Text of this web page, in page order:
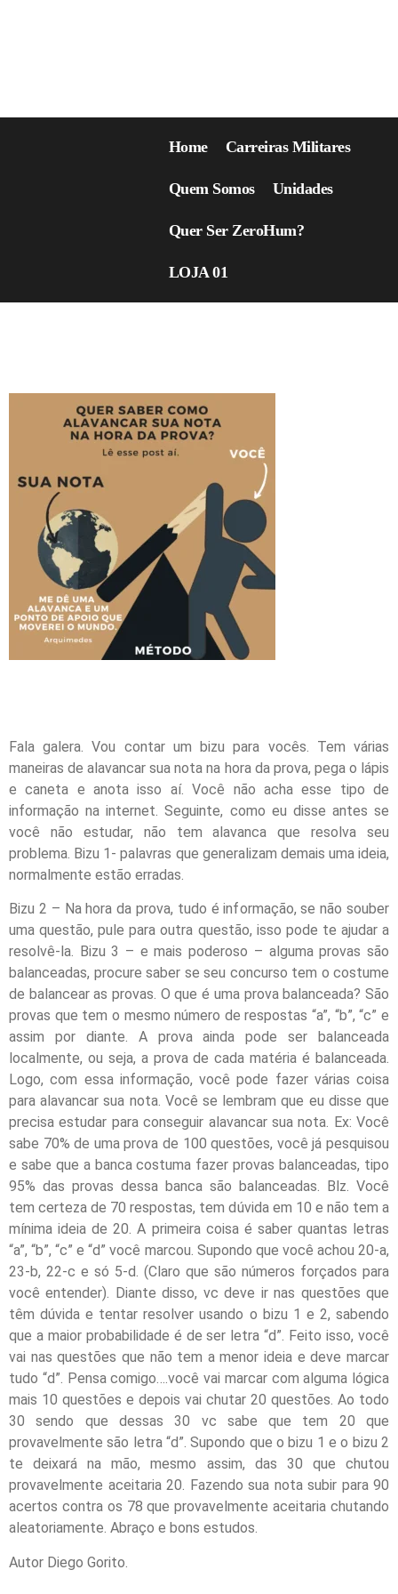
Home Carreiras Militares
Quem Somos Unidades
Quer Ser ZeroHum?
LOJA 01
Fala galera. Vou contar um bizu para vocês. Tem várias
maneiras de alavancar sua nota na hora da prova, pega o lápis
e caneta e anota isso aí. Você não acha esse tipo de
informação na internet. Seguinte, como eu disse antes se
você não estudar, não tem alavanca que resolva seu
problema. Bizu 1- palavras que generalizam demais uma ideia,
normalmente estão erradas.
Bizu 2 – Na hora da prova, tudo é informação, se não souber
uma questão, pule para outra questão, isso pode te ajudar a
resolvê-la. Bizu 3 – e mais poderoso – alguma provas são
balanceadas, procure saber se seu concurso tem o costume
de balancear as provas. O que é uma prova balanceada? São
provas que tem o mesmo número de respostas “a”, “b”, “c” e
assim por diante. A prova ainda pode ser balanceada
localmente, ou seja, a prova de cada matéria é balanceada.
Logo, com essa informação, você pode fazer várias coisa
para alavancar sua nota. Você se lembram que eu disse que
precisa estudar para conseguir alavancar sua nota. Ex: Você
sabe 70% de uma prova de 100 questões, você já pesquisou
e sabe que a banca costuma fazer provas balanceadas, tipo
95% das provas dessa banca são balanceadas. Blz. Você
tem certeza de 70 respostas, tem dúvida em 10 e não tem a
mínima ideia de 20. A primeira coisa é saber quantas letras
“a”, “b”, “c” e “d” você marcou. Supondo que você achou 20-a,
23-b, 22-c e só 5-d. (Claro que são números forçados para
você entender). Diante disso, vc deve ir nas questões que
têm dúvida e tentar resolver usando o bizu 1 e 2, sabendo
que a maior probabilidade é de ser letra “d”. Feito isso, você
vai nas questões que não tem a menor ideia e deve marcar
tudo “d”. Pensa comigo….você vai marcar com alguma lógica
mais 10 questões e depois vai chutar 20 questões. Ao todo
30 sendo que dessas 30 vc sabe que tem 20 que
provavelmente são letra “d”. Supondo que o bizu 1 e o bizu 2
te deixará na mão, mesmo assim, das 30 que chutou
provavelmente aceitaria 20. Fazendo sua nota subir para 90
acertos contra os 78 que provavelmente aceitaria chutando
aleatoriamente. Abraço e bons estudos.
Autor Diego Gorito.